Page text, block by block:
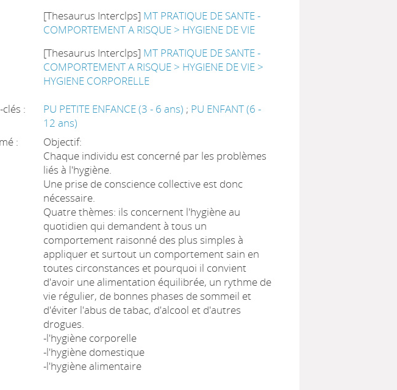
[Thesaurus Interclps] MT PRATIQUE DE SANTE -
COMPORTEMENT A RISQUE > HYGIENE DE VIE
[Thesaurus Interclps] MT PRATIQUE DE SANTE -
COMPORTEMENT A RISQUE > HYGIENE DE VIE >
HYGIENE CORPORELLE
:
PU PETITE ENFANCE (3 - 6 ans) ; PU ENFANT (6 -
12 ans)
:
Objectif:
Chaque individu est concerné par les problèmes
liés à l'hygiène.
Une prise de conscience collective est donc
nécessaire.
Quatre thèmes: ils concernent l'hygiène au
quotidien qui demandent à tous un
comportement raisonné des plus simples à
appliquer et surtout un comportement sain en
toutes circonstances et pourquoi il convient
d'avoir une alimentation équilibrée, un rythme de
vie régulier, de bonnes phases de sommeil et
d'éviter l'abus de tabac, d'alcool et d'autres
drogues.
-l'hygiène corporelle
-l'hygiène domestique
-l'hygiène alimentaire